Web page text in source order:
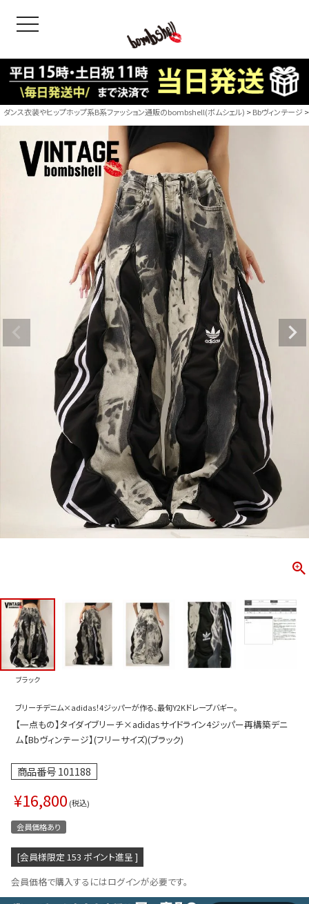
toggle navigation
＝ボムシェル】はダンス衣装専門ブランド。
衣装ならお任せ！オリジナル衣装やダンス衣装のトータル
ィネートのご提案。 ボムシェルならではの最新で斬新な
えをお届け。 撮影で使用してる小物や靴などダンサー必
ーデはイメージしやすく、全てボムシェルでご購入可能。
とは差別化出来るしっかりした衣装のご提案はダンサー
ージ映えを全力で応援してます。
商品一覧
CONTENTS
ス
ス
ー
アップ
ース
インワン／サロペット
ラ・ニップレス
B/bomb
【B/
「これど
好き女子
レッスン
シルエッ
ンなど、幅
ゃれ女子
PICKUP
新作
トップス
ダンス衣装やヒップホップ系B系ファッション通販のbombshell(ボムシェル) Bbヴィンテージ
ブラック
ブリーチデニム×adidas！4ジッパーが作る、最旬Y2Kドレープバギー。
【一点もの】タイダイブリーチ×adidasサイドライン4ジッパー再構築デニ
ム【Bbヴィンテージ】(フリーサイズ)(ブラック)
商品番号101188
¥16,800 税込
会員価格あり
[会員様限定 153 ポイント進呈 ]
会員価格で購入するにはログインが必要です。